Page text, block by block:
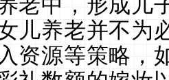
儿养老并不为
资源等策略，